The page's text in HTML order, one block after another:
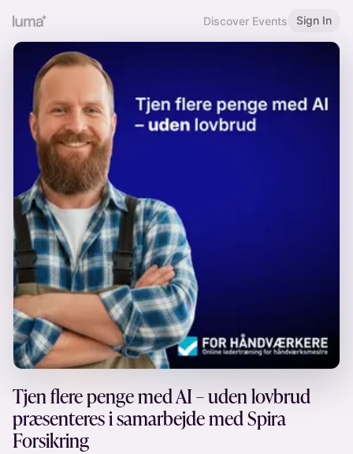
Discover Events Sign In
Tjen flere penge med AI – uden lovbrud
præsenteres i samarbejde med Spira
Forsikring